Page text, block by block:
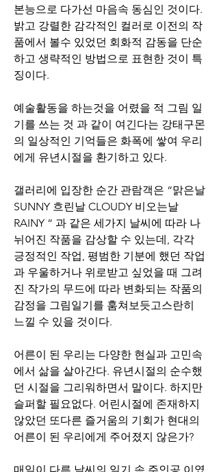
본능으로 다가선 마음속 동심인 것이다.
밝고 강렬한 감각적인 컬러로 이전의 작
품에서 볼수 있었던 회화적 감동을 단순
하고 생략적인 방법으로 표현한 것이 특
징이다.
예술활동을 하는것을 어렸을 적 그림 일
기를 쓰는 것 과 같이 여긴다는 강태구몬
의 일상적인 기억들은 화폭에 쌓여 우리
에게 유년시절을 환기하고 있다.
갤러리에 입장한 순간 관람객은 “맑은날
SUNNY 흐린날 CLOUDY 비오는날
RAINY “ 과 같은 세가지 날씨에 따라 나
뉘어진 작품을 감상할 수 있는데, 각각
긍정적인 작업, 평범한 기분에 했던 작업
과 우울하거나 위로받고 싶었을 때 그려
진 작가의 무드에 따라 변화되는 작품의
감정을 그림일기를 훔쳐보듯고스란히
느낄 수 있을 것이다.
어른이 된 우리는 다양한 현실과 고민속
에서 삶을 살아간다. 유년시절의 순수했
던 시절을 그리워하면서 말이다. 하지만
슬퍼할 필요없다. 어린시절에 존재하지
않았던 또다른 즐거움의 기회가 현대의
어른이 된 우리에게 주어졌지 않은가?